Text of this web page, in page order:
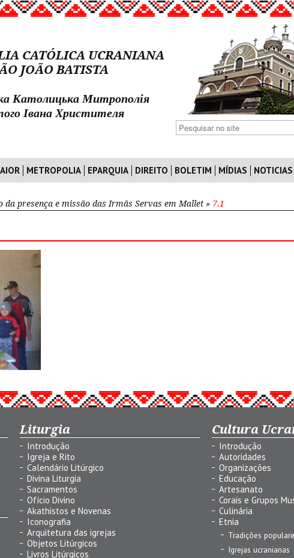
CATÓLICA UCRANIANA
JOÃO BATISTA
Католицька Митрополія
Івана Христителя
METROPOLIA EPARQUIA DIREITO BOLETIM MÍDIAS NOTICIAS
da presença e missão das Irmãs Servas em Mallet » 7.1
Liturgia
Introdução
Igreja e Rito
Calendário Litúrgico
Divina Liturgia
Sacramentos
Ofício Divino
Akathistos e Novenas
Iconografia
Arquitetura das igrejas
Objetos Litúrgicos
Livros Litúrgicos
Cultura
Introdução
Autoridades
Organizações
Educação
Artesanato
Corais e Grupos
Culinária
Etnia
Tradições
Igrejas ucranianas